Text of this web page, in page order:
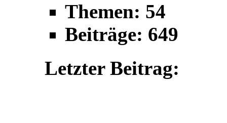
Themen: 54
Beiträge: 649
Letzter Beitrag: